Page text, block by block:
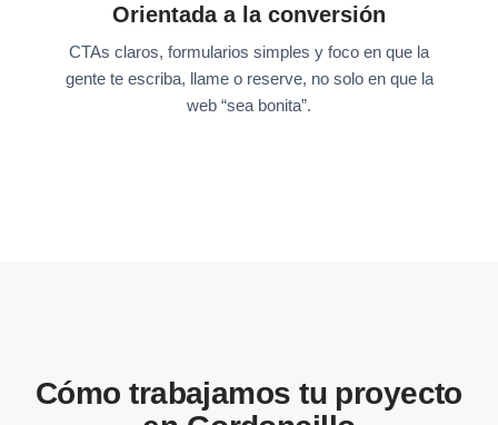
Orientada a la conversión
CTAs claros, formularios simples y foco en que la
gente te escriba, llame o reserve, no solo en que la
web “sea bonita”.
Cómo trabajamos tu proyecto